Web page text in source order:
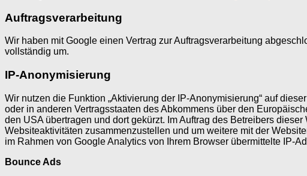
Auftragsverarbeitung
Wir haben mit Google einen Vertrag zur Auftragsverarbeitung
vollständig um.
IP-Anonymisierung
Wir nutzen die Funktion „Aktivierung der IP-Anonymisierung“ auf
oder in anderen Vertragsstaaten des Abkommens über den
den USA übertragen und dort gekürzt. Im Auftrag des Betreibers
Websiteaktivitäten zusammenzustellen und um weitere mit der
im Rahmen von Google Analytics von Ihrem Browser übermittelte IP-
Bounce Ads